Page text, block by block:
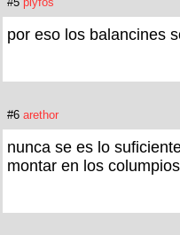
por eso los balancines
#6 arethor
nunca se es lo
montar en los